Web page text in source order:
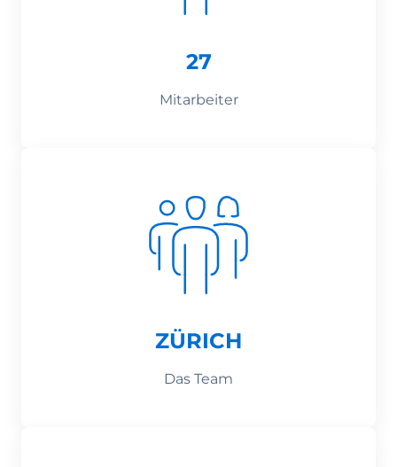
27
Mitarbeiter
ZÜRICH
Das Team